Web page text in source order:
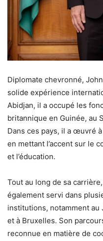
Diplomate chevronné,
solide expérience
Abidjan, il a occupé les
britannique en Guinée, au
Dans ces pays, il a œuvré
en mettant l’accent sur le
et l’éducation.
Tout au long de sa
également servi dans
institutions, notamment au
et à Bruxelles. Son
reconnue en matière de